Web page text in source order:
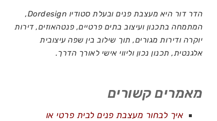
הדר דור היא מעצבת פנים ובעלת סטודיו Dordesign,
המתמחה בתכנון ועיצוב בתים פרטיים, פנטהאוזים, דירות
יוקרה ודירות מגורים, תוך שילוב בין שפה עיצובית
אלגנטית, תכנון נכון וליווי אישי לאורך הדרך.
מאמרים קשורים
איך לבחור מעצבת פנים לבית פרטי או